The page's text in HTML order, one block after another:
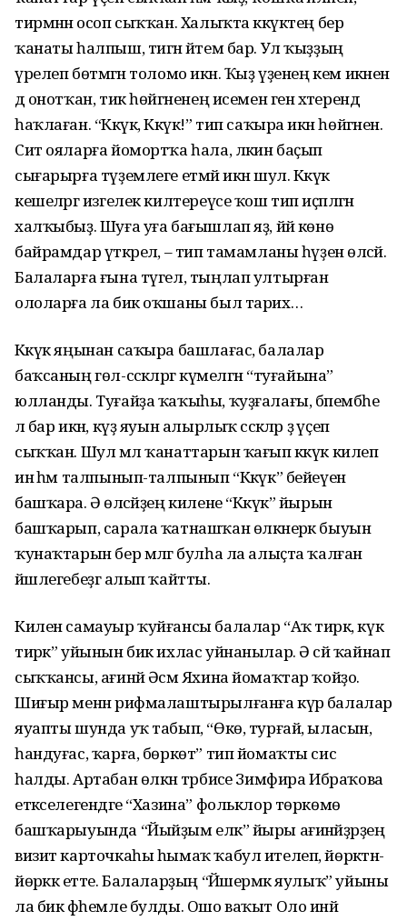
тирмәнән осоп сыҡҡан. Халыҡта кәкүктең бер
ҡанаты һалпыш, тигән әйтем бар. Ул ҡыҙҙың
үрелеп бөтмәгән толомо икән. Ҡыҙ үҙенең кем икәнен
дә онотҡан, тик һөйгәненең исемен генә хәтерендә
һаҡлаған. “Кәкүк, Кәкүк!” тип саҡыра икән һөйгәнен.
Сит ояларға йомортҡа һала, ләкин баҫып
сығарырға түҙемлеге етмәй икән шул. Кәкүк
кешеләргә изгелек килтереүсе ҡош тип иҫәпләгән
халҡыбыҙ. Шуға уға бағышлап яҙ, йәй көнө
байрамдар үткәрелә, – тип тамамланы һүҙен өләсәй.
Балаларға ғына түгел, тыңлап ултырған
ололарға ла бик оҡшаны был тарих…
Кәкүк яңынан саҡыра башлағас, балалар
баҡсаның гөл-сәскәләргә күмелгән “туғайына”
юлланды. Туғайҙа ҡаҡыһы, ҡуҙғалағы, бәпембәһе
лә бар икән, күҙ яуын алырлыҡ сәскәләр ҙә үҫеп
сыҡҡан. Шул мәл ҡанаттарын ҡағып кәкүк килеп
инә һәм талпынып-талпынып “Кәкүк” бейеүен
башҡара. Ә өләсәйҙең килене “Кәкүк” йырын
башҡарып, сарала ҡатнашҡан өлкәнерәк быуын
ҡунаҡтарын бер мәлгә булһа ла алыҫта ҡалған
йәшлегебеҙгә алып ҡайтты.
Килен самауыр ҡуйғансы балалар “Аҡ тирәк, күк
тирәк” уйынын бик ихлас уйнанылар. Ә сәй ҡайнап
сыҡҡансы, ағинәй Әсмә Яхина йомаҡтар ҡойҙо.
Шиғыр менән рифмалаштырылғанға күрә балалар
яуапты шунда уҡ табып, “Өкө, турғай, ыласын,
һандуғас, ҡарға, бөркөт” тип йомаҡты сисә
һалды. Артабан өлкән тәрбиәсе Зимфира Ибраҡова
етәкселегендәге “Хазина” фольклор төркөмө
башҡарыуында “Йыйҙым еләк” йыры ағинәйҙәрҙең
визит карточкаһы һымаҡ ҡабул ителеп, йөрәктән-
йөрәккә етте. Балаларҙың “Йәшермәк яулыҡ” уйыны
ла бик фәһемле булды. Ошо ваҡыт Оло инәй